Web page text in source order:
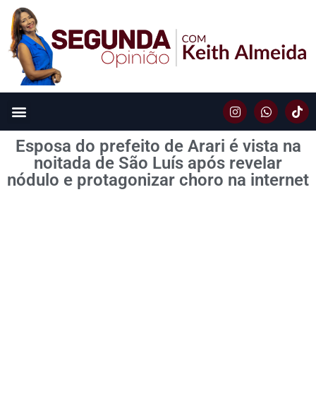
Esposa do prefeito de Arari é vista na
noitada de São Luís após revelar
nódulo e protagonizar choro na internet